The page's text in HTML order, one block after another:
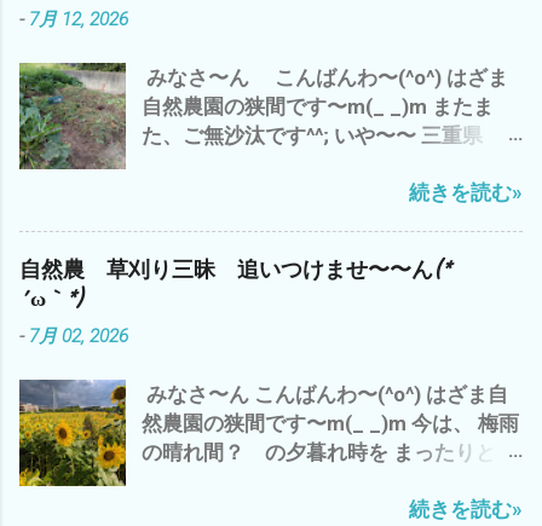
化できます が 来年 １０年後 いや、孫
の代まで と なると？ そ〜 単純に結
果がでる ＝計算 ＝割り切れる ものな
りや野菜達のお世話 って？ 今のところ
何の 生産性＝収穫も 無い(*´ω｀*) その
結果だけでは、 コスパは、 ０ゼロ 最低
って ことに(*´ω｀*) なので、 自然農っ
意味？ - 6月 04, 2023 って ことね^^; や
っぱ、 自然農は、 土作り ３年 技術・経
験 は、どのくらいか？ １０年か？ 数値
^^; 世の中、 効率ばかりでは、 人生 豊
ゃんの夏休みの昆虫採集のコレクショ
ン・ω・ 連日の暑さで 夏バテぎみ(*´ω
｀*) で、 トイレの水 がぶ飲み(*´ω｀*)
熱中症にご注意して、 この夏を 乗り切
りましょ〜(^o^) では、 また
- 7月 12, 2026
みなさ〜ん こんばんわ〜(^o^) はざま
自然農園の狭間です〜m(_ _)m またま
た、ご無沙汰です^^; いや〜〜 三重県
ゃ〜 シルバーさんの依頼の草刈り&自分
は、草刈り三昧(*´ω｀*) もちろん、今日
も 雲出C自然農園にて草刈り デカ(*´ω
雨明け で 第一弾 梅干し ミナミヌマ
エビ 抱卵 メス 捕獲^^; シルバーさん
の草刈り 完了＼(^o^)／ 明日もまた、シ
予定^^; ガス検診 完了＼(^o^)／ ってな
続きを読む»
自然農 草刈り三昧 追いつけませ〜〜ん(*
´ω｀*)
- 7月 02, 2026
みなさ〜ん こんばんわ〜(^o^) はざま自
然農園の狭間です〜m(_ _)m 今は、 梅雨
の晴れ間？ の夕暮れ時を まったりと、
リード・ギターの鳴き 最高です(^o^) 今
続きを読む»